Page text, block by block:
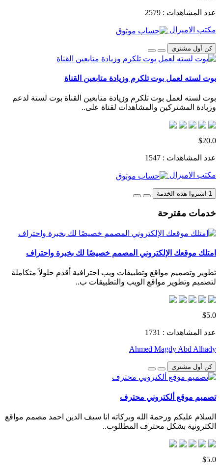
عدد المشاهدات : 2579
مكتب الاميرال
كن أول مشتري
بوت لسته لعمل بوت تلكرم وزيادة متابعين القناة
بوت لسته لعمل بوت تلكرم وزيادة متابعين القناة بوت لستة لدعم
وزيادة المشتركين والمشاهدات لقناة على..
$20.0
عدد المشاهدات : 1547
مكتب الاميرال
1 اشتروا هذه الخدمة
خدمات مقترحة
امتلك موقعك الإلكتروني المصمم خصيصًا لك بخبرة واحتراف
تطوير وتصميم مواقع وتطبيقات ويب احترافية أقدم حلولاً متكاملة
لتصميم وتطوير مواقع الويب والتطبيقات ب..
$5.0
عدد المشاهدات : 1731
Ahmed Magdy Abd Alhady
كن أول مشتري
تصميم موقع ألكتروني محترف
السلام عليكم ورحمة الله وبركاته انا سيف الدين احمد مصمم مواقع
الكترونية بشكل محترف المطللوب..
$5.0